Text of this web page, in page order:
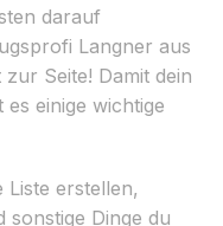
darauf
Langner aus
Seite! Damit dein
einige wichtige
Liste erstellen,
sonstige Dinge du